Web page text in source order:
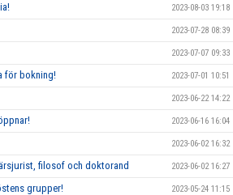
2023-08-03 19:18
2023-07-28 08:39
2023-07-07 09:33
för bokning! 2023-07-01 10:51
2023-06-22 14:22
2023-06-16 16:04
2023-06-02 16:32
filosof och doktorand 2023-06-02 16:27
grupper! 2023-05-24 11:15